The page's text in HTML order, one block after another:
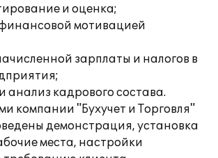
и оценка;
мотивацией
зарплаты и налогов в
анализ кадрового состава.
компании "Бухучет и Торговля"
демонстрация, установка
места, настройки